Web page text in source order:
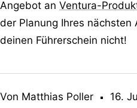
Von Matthias Poller 16.
Angebot an Ventura-
der Planung Ihres nächsten
deinen Führerschein nicht!